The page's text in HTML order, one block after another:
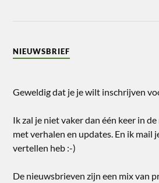
NIEUWSBRIEF
Geweldig dat je je wilt inschrijven
Ik zal je niet vaker dan één keer in
met verhalen en updates. En ik mail
vertellen heb :-)
De nieuwsbrieven zijn een mix van